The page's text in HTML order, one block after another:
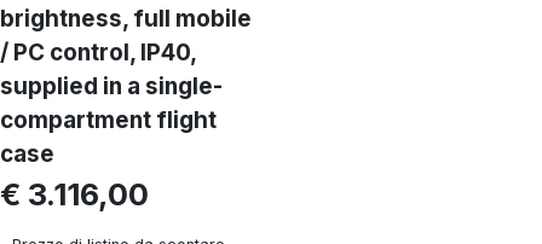
brightness, full mobile
/ PC control, IP40,
supplied in a single-
compartment flight
case
€ 3.116,00